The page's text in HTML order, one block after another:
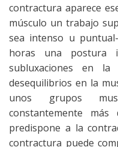
contractura aparece
músculo un trabajo
sea intenso u
horas una postura
subluxaciones en la
desequilibrios en la
unos grupos
constantemente
predispone a la
contractura puede